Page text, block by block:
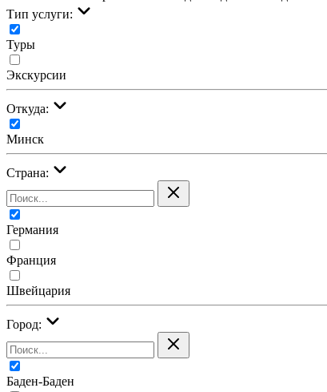
Тип услуги:
Туры
Экскурсии
Откуда:
Минск
Страна:
Германия
Франция
Швейцария
Город:
Баден-Баден